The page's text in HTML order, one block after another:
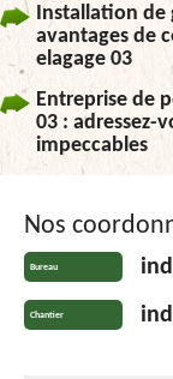
Installation de
avantages de
elagage 03
Entreprise de
03 : adressez-
impeccables
Nos
Bureau
Chantier